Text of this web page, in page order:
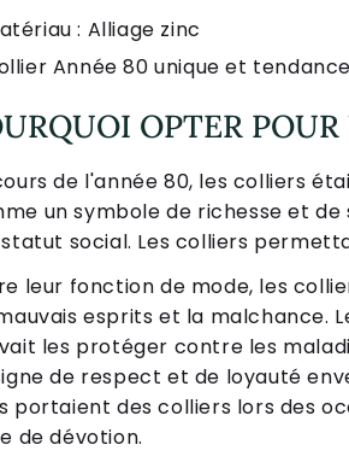
: Alliage zinc
Année 80 unique et
OPTER
de l'année 80, les colliers
un symbole de richesse et
social. Les colliers
leur fonction de mode, les
esprits et la malchance.
les protéger contre les
de respect et de loyauté
portaient des colliers lors des
de dévotion.